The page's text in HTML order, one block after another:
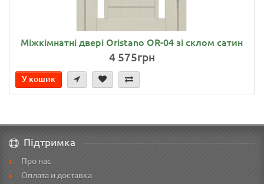
Міжкімнатні двері Oristano OR-04 зі склом сатин
4 575грн
У кошик
Підтримка
Про нас
Оплата и доставка